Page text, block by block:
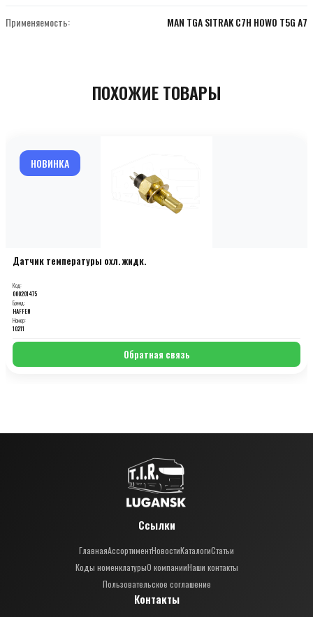
Применяемость: MAN TGA SITRAK C7H HOWO T5G A7
ПОХОЖИЕ ТОВАРЫ
НОВИНКА
Датчик температуры охл. жидк.
Код:
000201475
Бренд:
HAFFEN
Номер:
10211
Обратная связь
Ссылки
ГлавнаяАссортиментНовостиКаталогиСтатьи
Коды номенклатурыО компанииНаши контакты
Пользовательское соглашение
Контакты